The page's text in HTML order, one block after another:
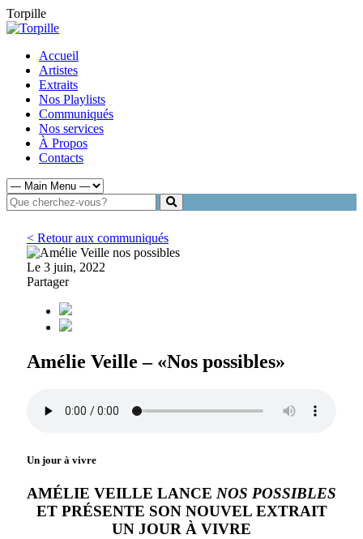
Torpille
Accueil
Artistes
Extraits
Nos Playlists
Communiqués
Nos services
À Propos
Contacts
< Retour aux communiqués
Le 3 juin, 2022
Partager
Amélie Veille – «Nos possibles»
Un jour à vivre
AMÉLIE VEILLE LANCE NOS POSSIBLES
ET PRÉSENTE SON NOUVEL EXTRAIT
UN JOUR À VIVRE